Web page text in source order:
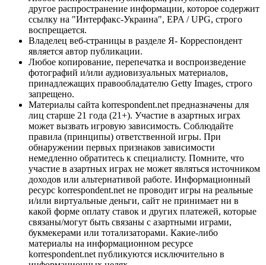
другое распространение информации, которое содержит
ссылку на "Интерфакс-Украина", EPA / UPG, строго
воспрещается.
Владелец веб-страницы в разделе Я- Корреспондент
является автор публикации.
Любое копирование, перепечатка и воспроизведение
фотографий и/или аудиовизуальных материалов,
принадлежащих правообладателю Getty Images, строго
запрещено.
Материалы сайта korrespondent.net предназначены для
лиц старше 21 года (21+). Участие в азартных играх
может вызвать игровую зависимость. Соблюдайте
правила (принципы) ответственной игры. При
обнаружении первых признаков зависимости
немедленно обратитесь к специалисту. Помните, что
участие в азартных играх не может являться источником
доходов или альтернативой работе. Информационный
ресурс korrespondent.net не проводит игры на реальные
и/или виртуальные деньги, сайт не принимает ни в
какой форме оплату ставок и других платежей, которые
связаны/могут быть связаны с азартными играми,
букмекерами или тотализаторами. Какие-либо
материалы на информационном ресурсе
korrespondent.net публикуются исключительно в